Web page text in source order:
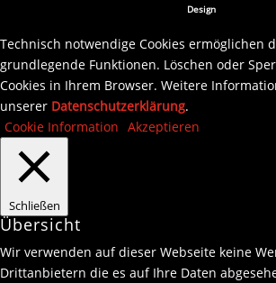
Design
Technisch notwendige Cookies ermöglichen
grundlegende Funktionen. Löschen oder
Cookies in Ihrem Browser. Weitere
unserer Datenschutzerklärung.
Cookie Information Akzeptieren
Schließen
Übersicht
Wir verwenden auf dieser Webseite keine
Drittanbietern die es auf Ihre Daten